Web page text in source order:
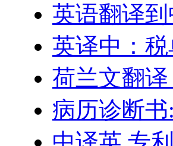
英语翻译
英译中：
荷兰文翻
病历诊断